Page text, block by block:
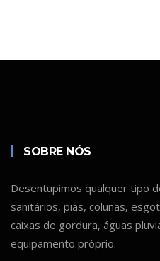
SOBRE NÓS
Desentupimos qualquer tipo
sanitários, pias, colunas,
caixas de gordura, águas
equipamento próprio.